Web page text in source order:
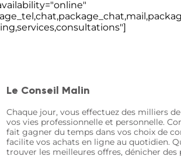
Le Conseil Malin
Chaque jour, vous effectuez des milliers
vos vies professionnelle et personnelle.
fait gagner du temps dans vos choix de
facilite vos achats en ligne au quotidien.
trouver les meilleures offres, dénicher des